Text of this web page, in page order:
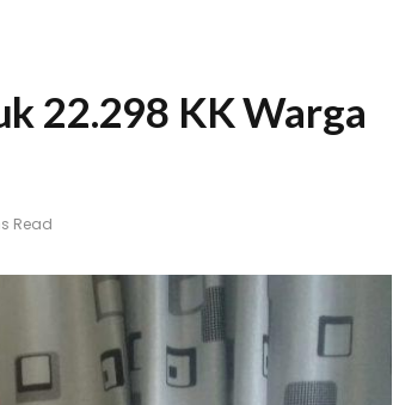
22.298 KK Warga
Read